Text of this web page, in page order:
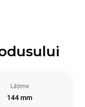
Lățime
144 mm